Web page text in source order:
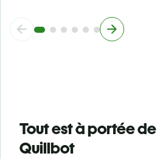
Tout est à portée
Quillbot